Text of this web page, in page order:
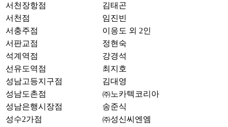
서천장항점
김태곤
서천점
임진빈
서충주점
이응도 외 2인
서판교점
정현숙
석계역점
강경석
선유도역점
최지호
성남고등지구점
김대영
성남도촌점
㈜노카텍코리아
성남은행시장점
송준식
성수2가점
㈜성신씨엔엠